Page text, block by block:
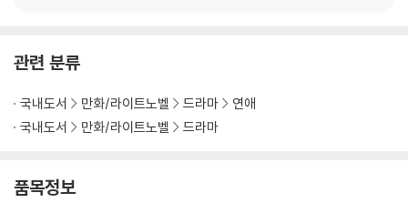
관련 분류
국내도서 만화/라이트노벨 드라마
연애
국내도서
만화/라이트노벨 드라마
품목정보